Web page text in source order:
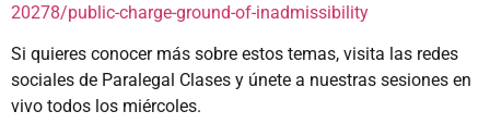
20278/public-charge-ground-of-inadmissibility
Si quieres conocer más sobre estos temas, visita las redes
sociales de Paralegal Clases y únete a nuestras sesiones en
vivo todos los miércoles.